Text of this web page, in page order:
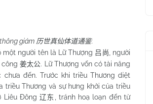
giám 历世真仙体道通鉴:
người tên là Lữ Thượng 吕尚 , người
công姜太公. Lữ Thượng vốn có tài năng
đến. Trước khi triều Thương diệt
Thương và sự hưng khởi của triều
Liêu Đông辽东
, tránh hoạ loạn đến từ